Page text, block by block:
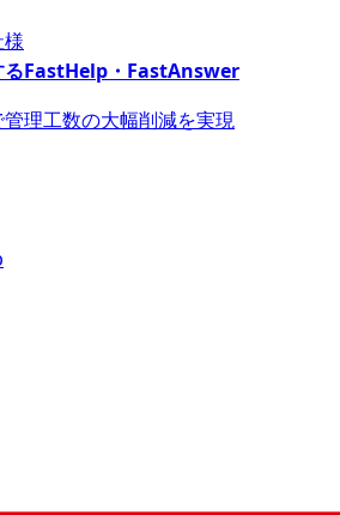
るFastHelp・FastAnswer
理工数の大幅削減を実現